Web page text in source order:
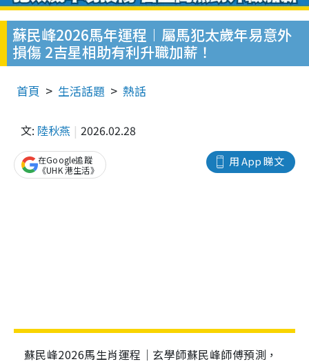
蘇民峰2026馬年運程︱屬馬犯太歲年易意外
損傷 2吉星相助有利升職加薪！
首頁 生活話題 熱話
文: 陸秋燕 2026.02.28
用 App 睇文
在Google追蹤
《UHK 港生活》
蘇民峰2026馬生肖運程｜玄學師蘇民峰師傅預測，